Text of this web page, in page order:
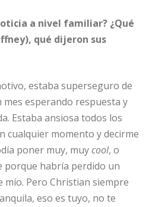
a nivel familiar? ¿Qué
qué dijeron sus
estaba superseguro de
mes esperando respuesta y
Estaba ansiosa todos los
cualquier momento y decirme
poner muy, muycool, o
porque habría perdido un
mío. Pero Christian siempre
eso es tuyo, no te